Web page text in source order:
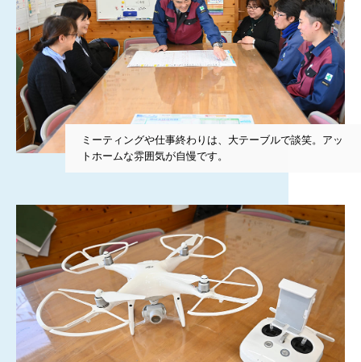
ミーティングや仕事終わりは、大テーブルで談笑。アッ
トホームな雰囲気が自慢です。